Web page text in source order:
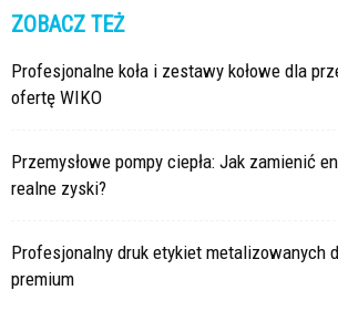
ZOBACZ TEŻ
Profesjonalne koła i zestawy kołowe dla
ofertę WIKO
Przemysłowe pompy ciepła: Jak zamienić
realne zyski?
Profesjonalny druk etykiet metalizowanych
premium